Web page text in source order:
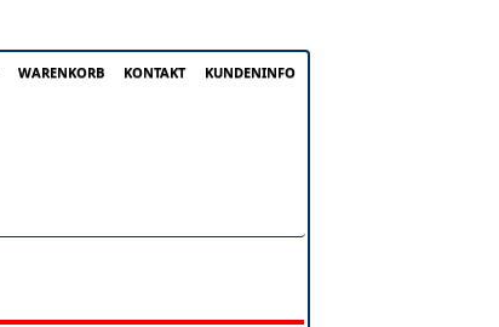
WARENKORB KONTAKT KUNDENINFO